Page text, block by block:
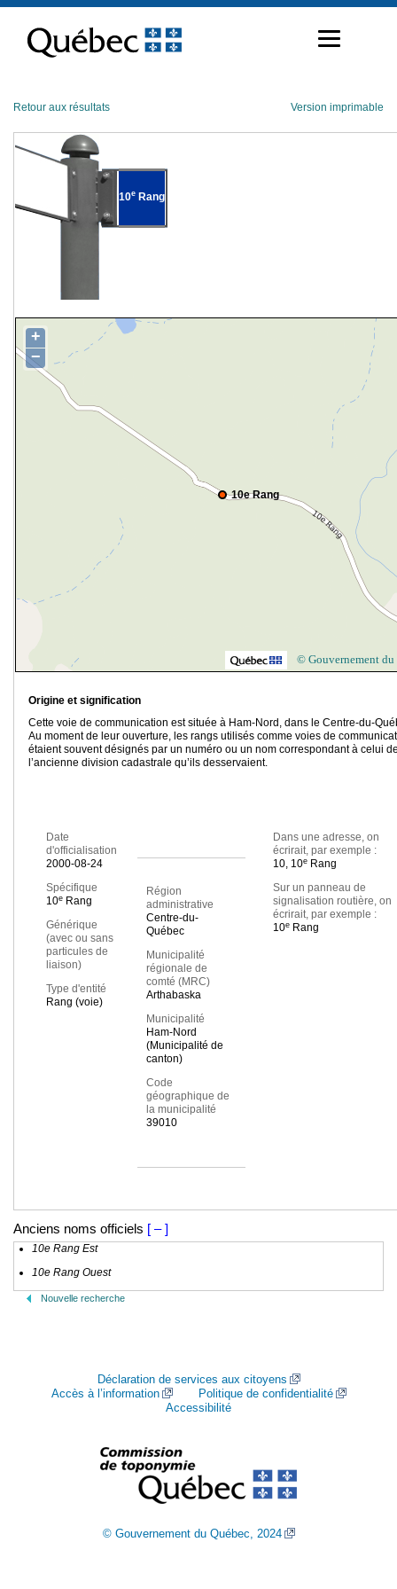
contenu
Retour aux résultats Version imprimable
10e Rang
10e Rang
+
−
© Gouvernement du
Origine et signification
Cette voie de communication est située à Ham-Nord, dans le Centre-du-
Au moment de leur ouverture, les rangs utilisés comme voies de
étaient souvent désignés par un numéro ou un nom correspondant à celui
l’ancienne division cadastrale qu’ils desservaient.
Date
d'officialisation
2000-08-24
Spécifique
10e Rang
Générique
(avec ou sans
particules de
liaison)
Type d'entité
Rang (voie)
Région
administrative
Centre-du-
Québec
Municipalité
régionale de
comté (MRC)
Arthabaska
Municipalité
Ham-Nord
(Municipalité de
canton)
Code
géographique de
la municipalité
39010
Dans une adresse, on
écrirait, par exemple :
10, 10eRang
Sur un panneau de
signalisation routière, on
écrirait, par exemple :
10eRang
Anciens noms officiels [ – ]
10e Rang Est
10e Rang Ouest
Nouvelle recherche
Déclaration de services aux citoyens
Accès à l’information
Politique de confidentialité
Accessibilité
© Gouvernement du Québec, 2024